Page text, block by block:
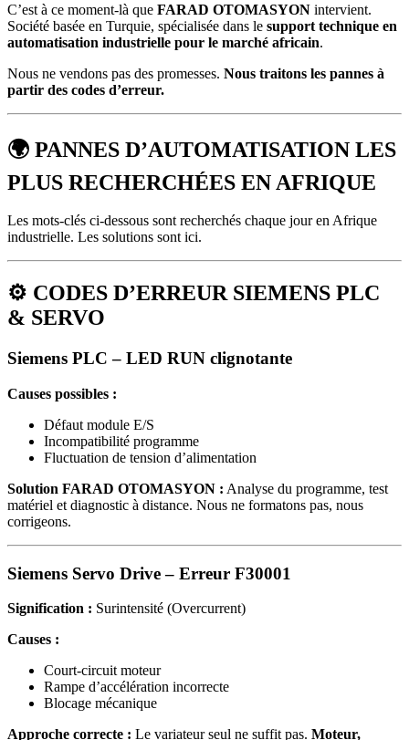
C’est à ce moment‑là que FARAD OTOMASYON intervient.
Société basée en Turquie, spécialisée dans le support technique en
automatisation industrielle pour le marché africain.
Nous ne vendons pas des promesses. Nous traitons les pannes à
partir des codes d’erreur.
🌍 PANNES D’AUTOMATISATION LES
PLUS RECHERCHÉES EN AFRIQUE
Les mots‑clés ci‑dessous sont recherchés chaque jour en Afrique
industrielle. Les solutions sont ici.
⚙️ CODES D’ERREUR SIEMENS PLC
& SERVO
Siemens PLC – LED RUN clignotante
Causes possibles :
Défaut module E/S
Incompatibilité programme
Fluctuation de tension d’alimentation
Solution FARAD OTOMASYON : Analyse du programme, test
matériel et diagnostic à distance. Nous ne formatons pas, nous
corrigeons.
Siemens Servo Drive – Erreur F30001
Signification : Surintensité (Overcurrent)
Causes :
Court‑circuit moteur
Rampe d’accélération incorrecte
Blocage mécanique
Approche correcte : Le variateur seul ne suffit pas. Moteur,